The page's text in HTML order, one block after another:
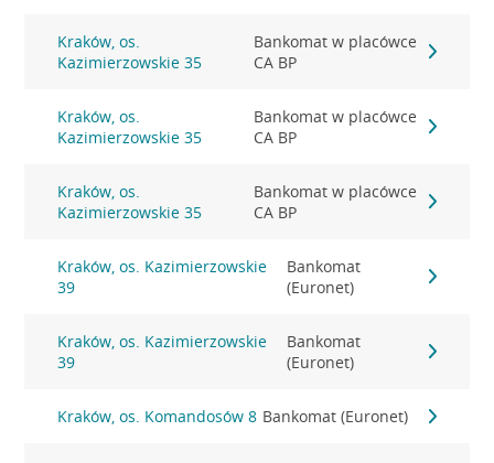
Kraków, os.
Kazimierzowskie 35
Bankomat w placówce
CA BP
Kraków, os.
Kazimierzowskie 35
Bankomat w placówce
CA BP
Kraków, os.
Kazimierzowskie 35
Bankomat w placówce
CA BP
Kraków, os. Kazimierzowskie
39
Bankomat
(Euronet)
Kraków, os. Kazimierzowskie
39
Bankomat
(Euronet)
Kraków, os. Komandosów 8 Bankomat (Euronet)